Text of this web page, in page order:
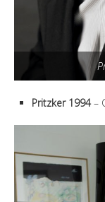
Pritzker 1994–